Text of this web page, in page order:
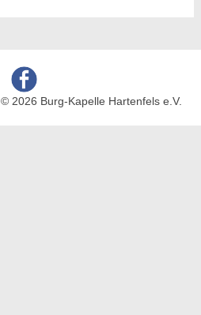
© 2026 Burg-Kapelle Hartenfels e.V.